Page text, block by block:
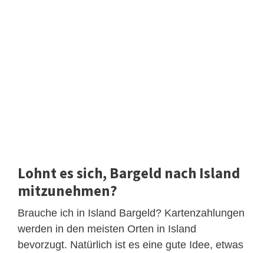
Lohnt es sich, Bargeld nach Island
mitzunehmen?
Brauche ich in Island Bargeld? Kartenzahlungen
werden in den meisten Orten in Island
bevorzugt. Natürlich ist es eine gute Idee, etwas